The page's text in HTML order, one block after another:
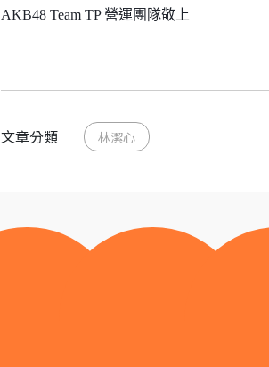
AKB48 Team TP 營運團隊敬上
文章分類 林潔心